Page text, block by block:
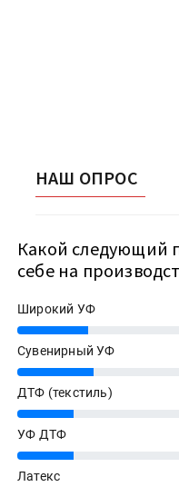
НАШ ОПРОС
Какой следующий
себе на
Широкий УФ
25%
Сувенирный УФ
27%
ДТФ (текстиль)
20%
УФ ДТФ
20%
Латекс